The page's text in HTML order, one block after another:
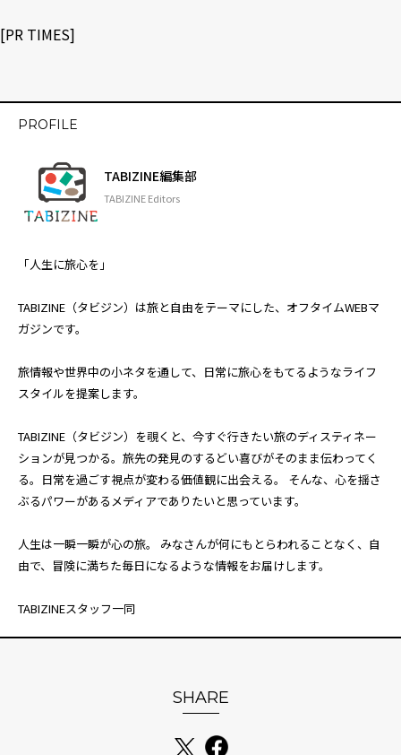
[PR TIMES]
PROFILE
TABIZINE編集部
TABIZINE Editors
「人生に旅心を」
TABIZINE（タビジン）は旅と自由をテーマにした、オフタイムWEBマ
ガジンです。
旅情報や世界中の小ネタを通して、日常に旅心をもてるようなライフ
スタイルを提案します。
TABIZINE（タビジン）を覗くと、今すぐ行きたい旅のディスティネー
ションが見つかる。旅先の発見のするどい喜びがそのまま伝わってく
る。日常を過ごす視点が変わる価値観に出会える。 そんな、心を揺さ
ぶるパワーがあるメディアでありたいと思っています。
人生は一瞬一瞬が心の旅。 みなさんが何にもとらわれることなく、自
由で、冒険に満ちた毎日になるような情報をお届けします。
TABIZINEスタッフ一同
SHARE